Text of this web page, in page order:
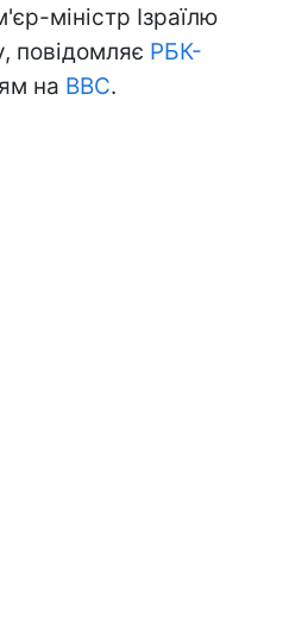
міністр Ізраїлю
повідомляє РБК-
на BBC.